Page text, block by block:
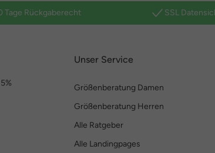
Tage Rückgaberecht SSL
Unser Service
Größenberatung Damen
Größenberatung Herren
Alle Ratgeber
Alle Landingpages